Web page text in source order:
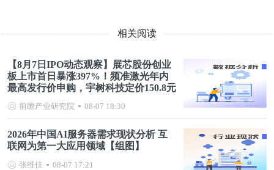
相关阅读
【8月7日IPO动态观察】展芯股份创业
板上市首日暴涨397%！频准激光年内
最高发行价申购，宇树科技定价150.8元
前瞻产业研究院 08-07 18:30
2026年中国AI服务器需求现状分析 互
联网为第一大应用领域【组图】
张维佳 08-07 17:21